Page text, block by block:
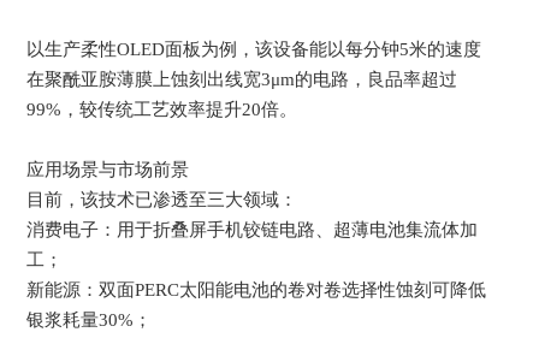
以生产柔性OLED面板为例，该设备能以每分钟5米的速度
在聚酰亚胺薄膜上蚀刻出线宽3μm的电路，良品率超过
99%，较传统工艺效率提升20倍。
应用场景与市场前景
目前，该技术已渗透至三大领域：
消费电子：用于折叠屏手机铰链电路、超薄电池集流体加
工；
新能源：双面PERC太阳能电池的卷对卷选择性蚀刻可降低
银浆耗量30%；